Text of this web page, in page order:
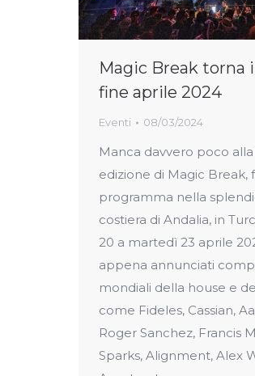
Magic Break torna
fine aprile 2024
Eventi 08/03/2024
Manca davvero poco alla
edizione di Magic Break,
programma nella
costiera di Andalia, in
20 a martedì 23 aprile
appena annunciati
mondiali della house e
come Fideles, Cassian,
Roger Sanchez, Francis
Sparks, Alignment, Alex